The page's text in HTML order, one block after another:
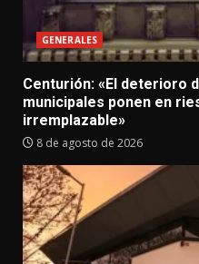
GENERALES
Centurión: «El deterioro
municipales ponen en
irremplazable»
8 de agosto de 2026